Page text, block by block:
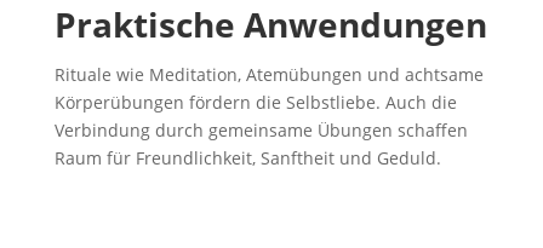
Praktische Anwendungen
Rituale wie Meditation, Atemübungen und achtsame
Körperübungen fördern die Selbstliebe. Auch die
Verbindung durch gemeinsame Übungen schaffen
Raum für Freundlichkeit, Sanftheit und Geduld.